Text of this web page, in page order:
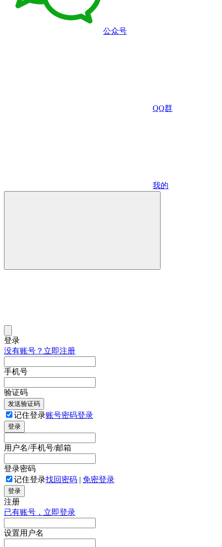
公众号
QQ群
我的
登录
没有账号？立即注册
手机号
验证码
发送验证码
记住登录账号密码登录
登录
用户名/手机号/邮箱
登录密码
记住登录找回密码 | 免密登录
登录
注册
已有账号，立即登录
设置用户名